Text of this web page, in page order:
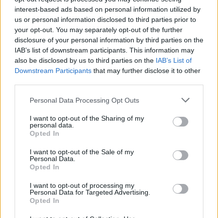
interest-based ads based on personal information utilized by
us or personal information disclosed to third parties prior to
your opt-out. You may separately opt-out of the further
disclosure of your personal information by third parties on the
IAB’s list of downstream participants. This information may
also be disclosed by us to third parties on the IAB’s List of
Downstream Participants that may further disclose it to other
Personal Data Processing Opt Outs
I want to opt-out of the Sharing of my
personal data.
Opted In
I want to opt-out of the Sale of my
Personal Data.
Opted In
I want to opt-out of processing my
Personal Data for Targeted Advertising.
Opted In
Shqipëria i përgjigjet
Zelenskyt për Kosovën:
Krahasimi me Ukrainën
është i gabuar
VIDEO/ Publikohet
momenti i arrestimit të
20-vjeçarit Kristjan Sterjo,
akuzohet për vrasjen e
Zjarri masiv në Malin e
Krujës vihet nën kontroll/
Mbrojtja: Aktualisht një
Pasojat që la pas zjarri i
madh në Krujë, banorët
mbajtur vetë nën kontroll,